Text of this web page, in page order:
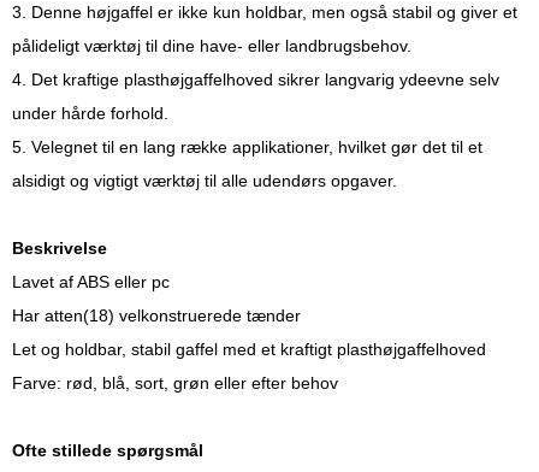
3. Denne højgaffel er ikke kun holdbar, men også stabil og giver et
pålideligt værktøj til dine have- eller landbrugsbehov.
4. Det kraftige plasthøjgaffelhoved sikrer langvarig ydeevne selv
under hårde forhold.
5. Velegnet til en lang række applikationer, hvilket gør det til et
alsidigt og vigtigt værktøj til alle udendørs opgaver.
Beskrivelse
Lavet af ABS eller pc
Har atten(18) velkonstruerede tænder
Let og holdbar, stabil gaffel med et kraftigt plasthøjgaffelhoved
Farve: rød, blå, sort, grøn eller efter behov
Ofte stillede spørgsmål